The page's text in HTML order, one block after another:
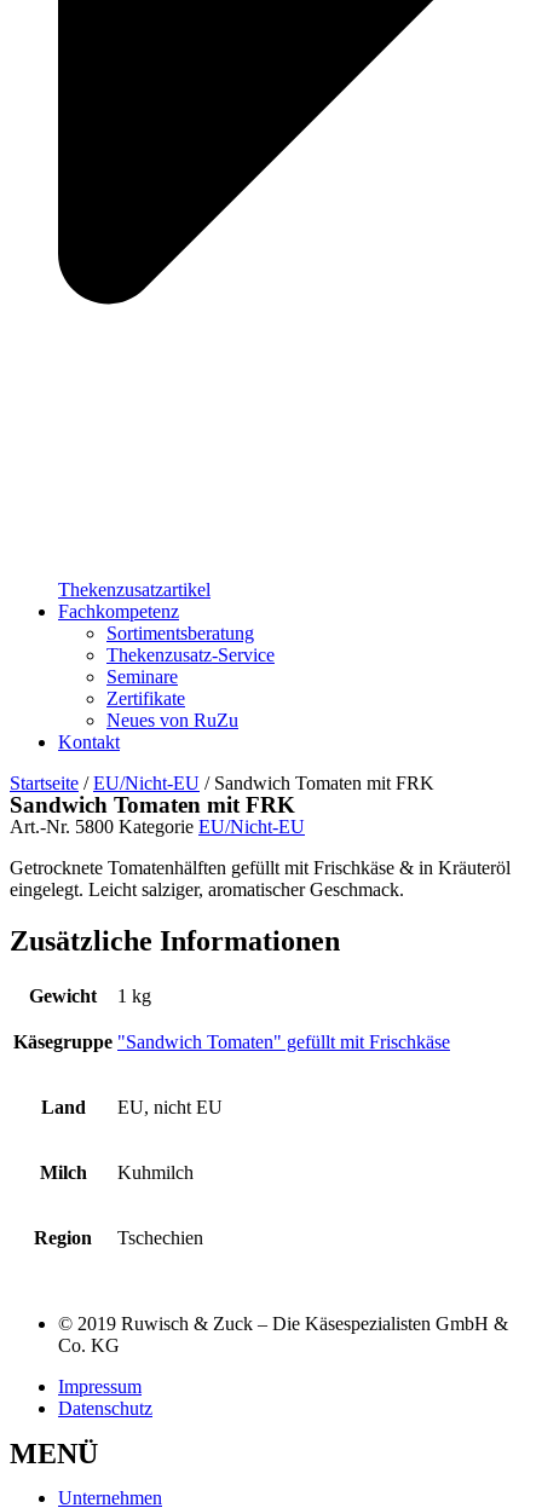
Thekenzusatzartikel
Fachkompetenz
Sortimentsberatung
Thekenzusatz-Service
Seminare
Zertifikate
Neues von RuZu
Kontakt
Startseite /EU/Nicht-EU / Sandwich Tomaten mit FRK
Sandwich Tomaten mit FRK
Art.-Nr. 5800 Kategorie EU/Nicht-EU
Getrocknete Tomatenhälften gefüllt mit Frischkäse & in Kräuteröl
eingelegt. Leicht salziger, aromatischer Geschmack.
Zusätzliche Informationen
Gewicht 1 kg
Käsegruppe "Sandwich Tomaten" gefüllt mit Frischkäse
Land EU, nicht EU
Milch Kuhmilch
Region Tschechien
© 2019 Ruwisch & Zuck – Die Käsespezialisten GmbH &
Co. KG
Impressum
Datenschutz
MENÜ
Unternehmen